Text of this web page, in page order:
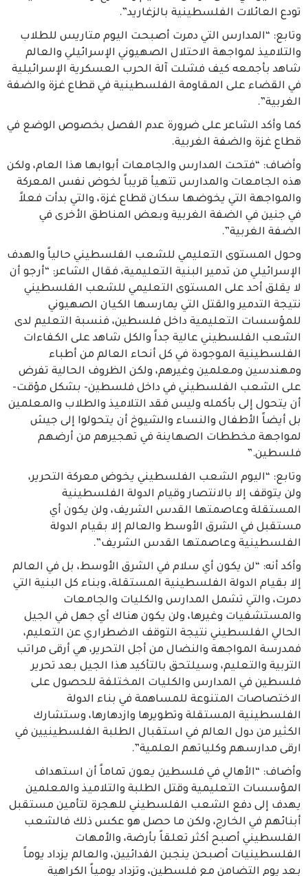
تودع العائلات الفلسطينية بالزغاريد”.
وتابع: “المدارس التي دمرت أصبحت اليوم متاريس للطلاب
والتلاميذ لمواجهة الاحتلال الصهيوني الإسرائيلي والعالم
شاهد بأجمعه كيف فشلت آلة الحرب العسكرية الإسرائيلية
في القضاء على المقاومة الفلسطينية في قطاع غزة والضفة
الغربية”.
كما وأكد الشاعر على ضرورة عدم الفصل بخصوص الوضع في
قطاع غزة والضفة الغربية.
وأضاف: “فتحت المدارس والجامعات أبوابها هذا العام، ولكن
هذه الجامعات والمدارس تتهيأ قريباً لخوض نفس المعركة
والمواجهة التي يخوضها سكان قطاع غزة، والتي بدأت فعلاً
في جنين في الضفة الغربية وبعض المناطق الأخرى في
الضفة الغربية”.
وحول المستوى التعليمي للشعب الفلسطيني حالياً والهدف
الإسرائيلي من تدمير البنية التعليمية، فقال الشاعر: “أرجو أن
لا يقلق أحد على المستوى التعليمي للشعب الفلسطيني
نتيجة التدمير والقتل التي يمارسها الكيان الصهيوني
للمؤسسات التعليمية داخل فلسطين، فنسبة التعليم لدى
الشعب الفلسطيني عالية جداً والكل شاهد على الكفاءات
الفلسطينية الموجودة في كل أنحاء العالم من أطباء
ومهندسين ومعلمين وغيرهم، ولكن الظروف الحالية تفرض
على الشعب الفلسطيني في داخل فلسطين- بشكل مؤقت-
أن يتحول إلى بأكمله وليس فقد التلاميذ والطلاب والمعلمين
بل أيضاً الأطفال والنساء والشيوخ أن يتحولوا إلى جيش
لمواجهة مخططات الصهاينة في تهجيرهم من أرضهم
فلسطين.”
وتابع: “اليوم الشعب الفلسطيني يخوض معركة التحرير،
ولن يتوقف إلا بالانتصار وقيام الدولة الفلسطينية
المستقلة وعاصمتها القدس الشريف، ولن يكون أي
مستقبل في الشرق الأوسط والعالم إلا بقيام الدولة
الفلسطينية وعاصمتها القدس الشريف”.
وأكد أنه: “لن يكون أي سلام في الشرق الأوسط، بل في العالم
إلا بقيام الدولة الفلسطينية المستقلة، وبناء كل البنية التي
دمرت، والتي تشمل المدارس والكليات والجامعات
والمستشفيات وغيرها، ولن يكون هناك أي جهل في الجيل
الحالي الفلسطيني نتيجة التوقف الاضطراري عن التعليم،
فمدرسة المواجهة والنضال من أجل التحرير، هي أرقى مراتب
التربية والتعليم، وسيلتحق بالتأكيد هذا الجيل بعد تحرير
فلسطين في المدارس والكليات المختلفة للحصول على
الاختصاصات المتنوعة للمساهمة في بناء الدولة
الفلسطينية المستقلة وتطويرها وازدهارها، وستشارك
الكثير من دول العالم في استقبال الطلبة الفلسطينيين في
ارقى مدارسهم وكلياتهم العلمية”.
وأضاف: “الأهالي في فلسطين يعون تماماً أن استهداف
المؤسسات التعليمية وقتل الطلبة والتلاميذ والمعلمين
يهدف إلى دفع الشعب الفلسطيني للهجرة لتأمين مستقبل
أبنائهم في الخارج، ولكن ما حصل هو عكس ذلك فالشعب
الفلسطيني أصبح أكثر تعلقاً بأرضة، والأمهات
الفلسطينيات أصبحن ينجبن الفدائيين، والعالم يزداد يوماً
بعد يوم التضامن مع فلسطين، وتزداد يومياً الكراهية